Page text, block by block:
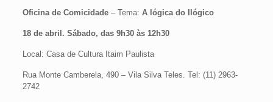
Oficina de Comicidade– Tema: A lógica do Ilógico
18 de abril. Sábado, das 9h30 às 12h30
Local: Casa de Cultura Itaim Paulista
Rua Monte Camberela, 490 – Vila Silva Teles. Tel: (11) 2963-
2742